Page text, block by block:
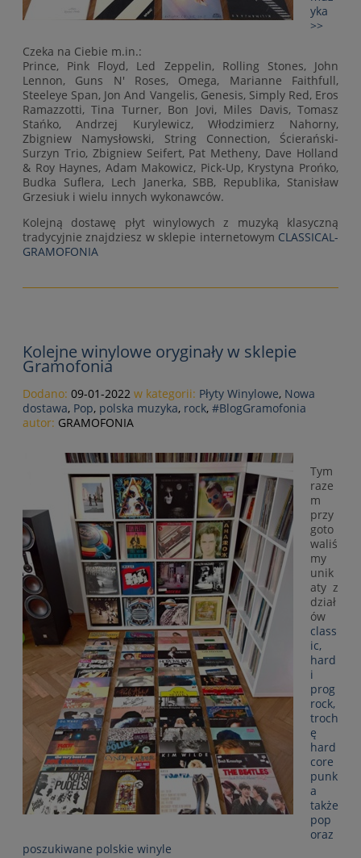
yka
>>
Czeka na Ciebie m.in.:
Prince, Pink Floyd, Led Zeppelin, Rolling Stones, John
Lennon, Guns N' Roses, Omega, Marianne Faithfull,
Steeleye Span, Jon And Vangelis, Genesis, Simply Red, Eros
Ramazzotti, Tina Turner, Bon Jovi, Miles Davis, Tomasz
Stańko, Andrzej Kurylewicz, Włodzimierz Nahorny,
Zbigniew Namysłowski, String Connection, Ścierański-
Surzyn Trio, Zbigniew Seifert, Pat Metheny, Dave Holland
& Roy Haynes, Adam Makowicz, Pick-Up, Krystyna Prońko,
Budka Suflera, Lech Janerka, SBB, Republika, Stanisław
Grzesiuk i wielu innych wykonawców.
Kolejną dostawę płyt winylowych z muzyką klasyczną
tradycyjnie znajdziesz w sklepie internetowym CLASSICAL-
GRAMOFONIA
Kolejne winylowe oryginały w sklepie
Gramofonia
Dodano: 09-01-2022 w kategorii: Płyty Winylowe, Nowa
dostawa, Pop, polska muzyka, rock, #BlogGramofonia
autor: GRAMOFONIA
Tym
raze
m
przy
goto
waliś
my
unik
aty z
dział
ów
class
ic,
hard
i
prog
rock,
troch
ę
hard
core
punk
a
także
pop
oraz
poszukiwane polskie winyle